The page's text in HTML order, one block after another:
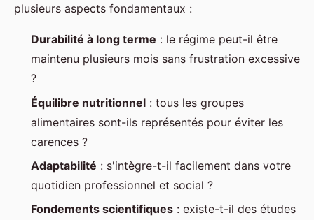
plusieurs aspects fondamentaux :
Durabilité à long terme : le régime peut-il être
maintenu plusieurs mois sans frustration excessive
?
Équilibre nutritionnel : tous les groupes
alimentaires sont-ils représentés pour éviter les
carences ?
Adaptabilité : s'intègre-t-il facilement dans votre
quotidien professionnel et social ?
Fondements scientifiques : existe-t-il des études